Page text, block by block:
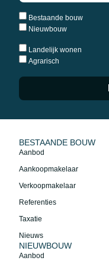
Bestaande bouw
Nieuwbouw
Landelijk wonen
Agrarisch
BESTAANDE BOUW
Aanbod
Aankoopmakelaar
Verkoopmakelaar
Referenties
Taxatie
Nieuws
NIEUWBOUW
Aanbod